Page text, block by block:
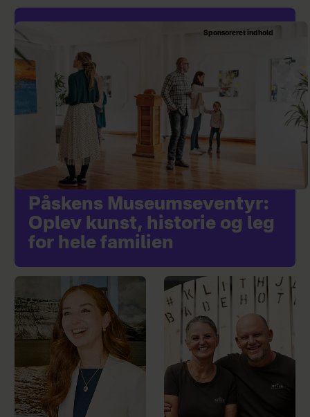
Sponsoreret indhold
Påskens Museumseventyr:
Oplev kunst, historie og leg
for hele familien